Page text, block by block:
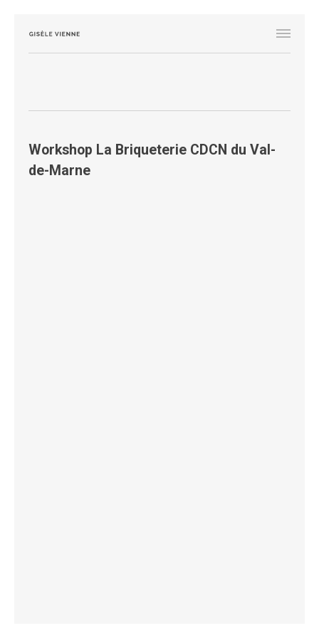
Workshop La Briqueterie CDCN du Val-
de-Marne